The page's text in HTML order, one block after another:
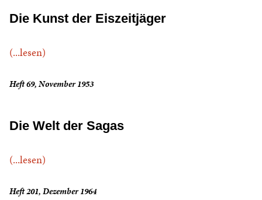
Die Kunst der Eiszeitjäger
(...lesen)
Heft 69, November 1953
Die Welt der Sagas
(...lesen)
Heft 201, Dezember 1964